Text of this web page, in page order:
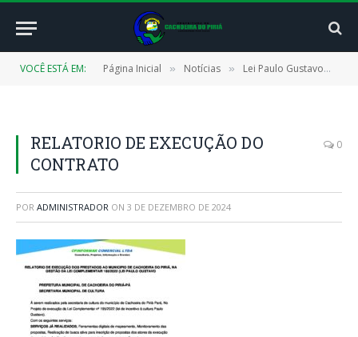
VOCÊ ESTÁ EM: Página Inicial » Notícias » Lei Paulo Gustavo
RELATORIO DE EXECUÇÃO DO
CONTRATO
0
POR ADMINISTRADOR ON 3 DE DEZEMBRO DE 2024